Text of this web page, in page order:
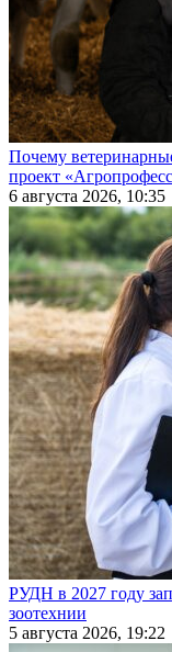
Почему
проект
6 августа 2026, 10:35
РУДН в 2027 году
зоотехнии
5 августа 2026, 19:22